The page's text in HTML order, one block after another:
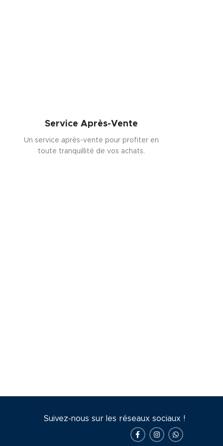
Service Après-Vente
Un service après-vente pour profiter en
toute tranquillité de vos achats.
Suivez-nous sur les réseaux sociaux !